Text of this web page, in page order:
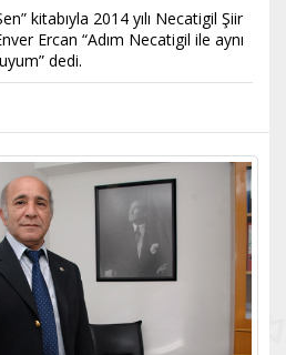
kitabıyla 2014 yılı Necatigil Şiir
Ercan “Adım Necatigil ile aynı
dedi.